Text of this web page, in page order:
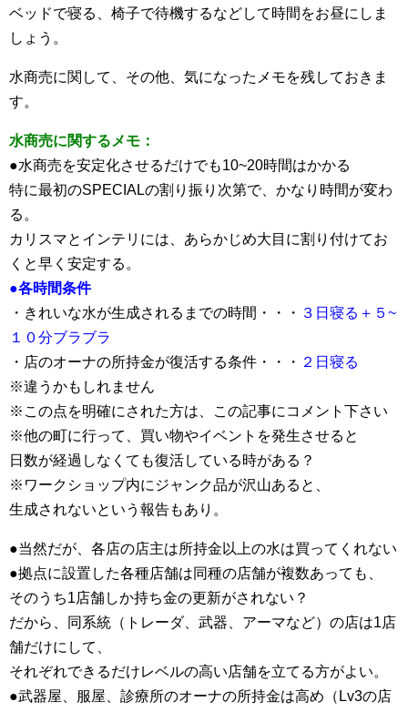
ベッドで寝る、椅子で待機するなどして時間をお昼にしま
しょう。
水商売に関して、その他、気になったメモを残しておきま
す。
水商売に関するメモ：
●水商売を安定化させるだけでも10~20時間はかかる
特に最初のSPECIALの割り振り次第で、かなり時間が変わ
る。
カリスマとインテリには、あらかじめ大目に割り付けてお
くと早く安定する。
●各時間条件
・きれいな水が生成されるまでの時間・・・ ３日寝る＋５~
１０分ブラブラ
・店のオーナの所持金が復活する条件・・・ ２日寝る
※違うかもしれません
※この点を明確にされた方は、この記事にコメント下さい
※他の町に行って、買い物やイベントを発生させると
日数が経過しなくても復活している時がある？
※ワークショップ内にジャンク品が沢山あると、
生成されないという報告もあり。
●当然だが、各店の店主は所持金以上の水は買ってくれない
●拠点に設置した各種店舗は同種の店舗が複数あっても、
そのうち1店舗しか持ち金の更新がされない？
だから、同系統（トレーダ、武器、アーマなど）の店は1店
舗だけにして、
それぞれできるだけレベルの高い店舗を立てる方がよい。
●武器屋、服屋、診療所のオーナの所持金は高め（Lv3の店